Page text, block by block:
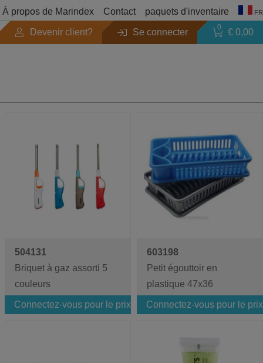
À propos de Marindex Contact paquets d'inventaire FR
Devenir client? Se connecter 0 € 0,00
504131
Briquet à gaz assorti 5
couleurs
Connectez-vous pour le prix
603198
Petit égouttoir en
plastique 47x36
Connectez-vous pour le prix
Sortie